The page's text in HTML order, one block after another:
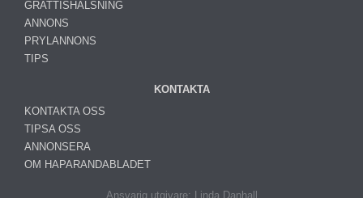
GRATTISHÄLSNING
ANNONS
PRYLANNONS
TIPS
KONTAKTA
KONTAKTA OSS
TIPSA OSS
ANNONSERA
OM HAPARANDABLADET
Ansvarig utgivare: Linda Danhall